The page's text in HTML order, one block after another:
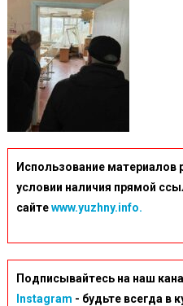
Использование материалов
условии наличия прямой
сайтеwww.yuzhny.info.
Подписывайтесь на наш
Instagram - будьте всегда в